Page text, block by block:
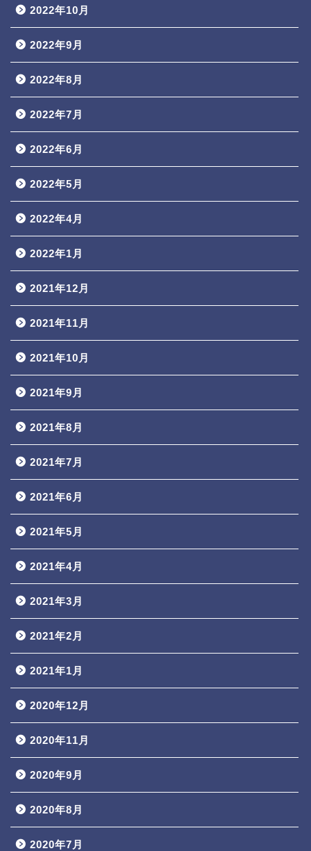
2022年10月
2022年9月
2022年8月
2022年7月
2022年6月
2022年5月
2022年4月
2022年1月
2021年12月
2021年11月
2021年10月
2021年9月
2021年8月
2021年7月
2021年6月
2021年5月
2021年4月
2021年3月
2021年2月
2021年1月
2020年12月
2020年11月
2020年9月
2020年8月
2020年7月